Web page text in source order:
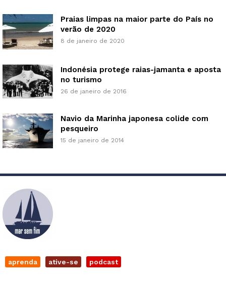
Praias limpas na maior parte do País no
verão de 2020
8 de janeiro de 2020
Indonésia protege raias-jamanta e aposta
no turismo
26 de janeiro de 2016
Navio da Marinha japonesa colide com
pesqueiro
15 de janeiro de 2014
aprenda ative-se podcast